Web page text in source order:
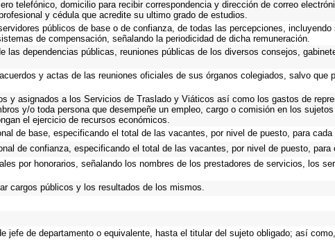
telefónico, domicilio para recibir correspondencia y dirección de correo
y cédula que acredite su ultimo grado de estudios.
públicos de base o de confianza, de todas las percepciones,
de compensación, señalando la periodicidad de dicha remuneración.
las dependencias públicas, reuniones públicas de los diversos consejos,
y actas de las reuniones oficiales de sus órganos colegiados, salvo que
y asignados a los Servicios de Traslado y Viáticos así como los gastos de
y/o toda persona que desempeñe un empleo, cargo o comisión en los
el ejercicio de recursos económicos.
de base, especificando el total de las vacantes, por nivel de puesto, para
de confianza, especificando el total de las vacantes, por nivel de puesto, para
por honorarios, señalando los nombres de los prestadores de servicios, los
cargos públicos y los resultados de los mismos.
jefe de departamento o equivalente, hasta el titular del sujeto obligado; así